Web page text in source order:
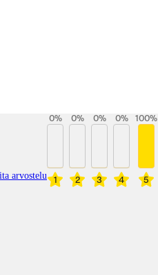
arvostelu 1
0%
2
0%
3
0%
4
0%
5
100%